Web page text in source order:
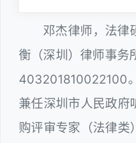
邓杰律师，法律
衡（深圳）律师事务
403201810022100
兼任深圳市人民政府
购评审专家（法律类